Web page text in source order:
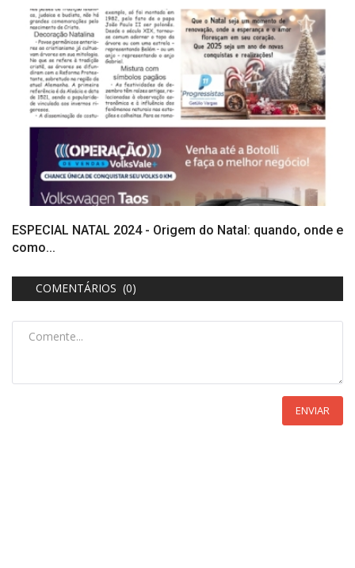
ESPECIAL NATAL 2024 - Origem do Natal: quando, onde e
como...
COMENTÁRIOS (0)
ENVIAR